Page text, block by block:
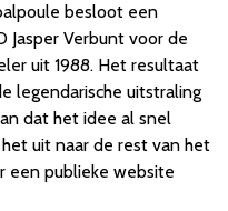
besloot een
Jasper Verbunt voor de
uit 1988. Het resultaat
legendarische uitstraling
dat het idee al snel
uit naar de rest van het
een publieke website